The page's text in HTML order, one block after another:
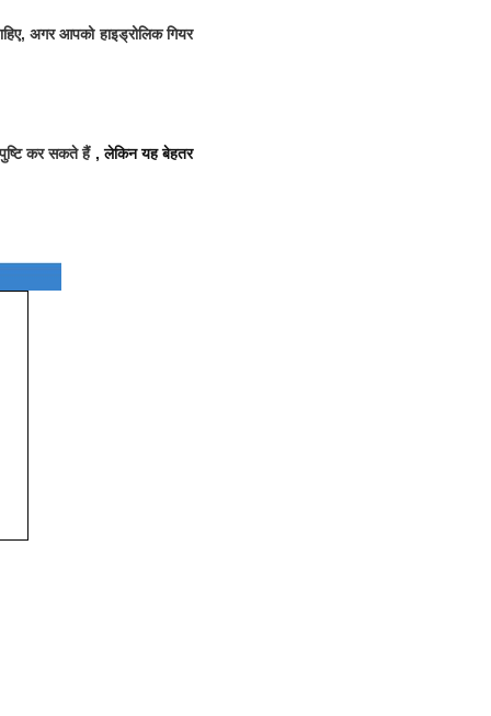
अगर आपको हाइड्रोलिक गियर
कर सकते हैं , लेकिन यह बेहतर